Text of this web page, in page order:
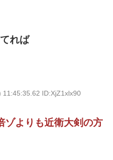
れば
11:45:35.62 ID:XjZ1xlx90
ゾよりも近衛大剣の方